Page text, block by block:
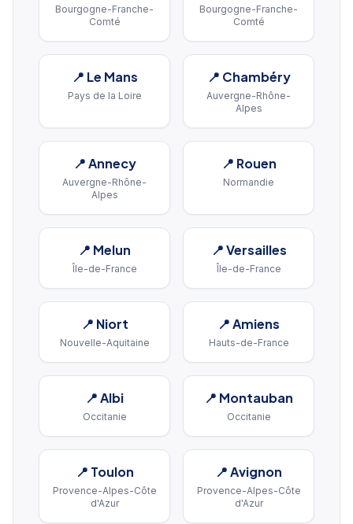
Bourgogne-Franche-
Comté
Bourgogne-Franche-
Comté
📍 Le Mans
Pays de la Loire
📍 Chambéry
Auvergne-Rhône-
Alpes
📍Annecy
Auvergne-Rhône-
Alpes
📍 Rouen
Normandie
📍 Melun
Île-de-France
📍Versailles
Île-de-France
📍 Niort
Nouvelle-Aquitaine
📍Amiens
Hauts-de-France
📍Albi
Occitanie
📍 Montauban
Occitanie
📍 Toulon
Provence-Alpes-Côte
d'Azur
📍Avignon
Provence-Alpes-Côte
d'Azur